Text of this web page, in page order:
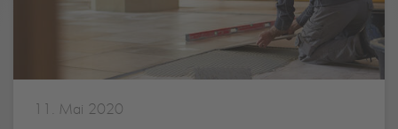
11. Mai 2020